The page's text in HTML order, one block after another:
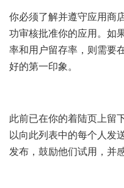
你必须了解并遵守应用商
功审核批准你的应用。如
率和用户留存率，则需要
好的第一印象。
此前已在你的着陆页上留
以向此列表中的每个人发
发布，鼓励他们试用，并